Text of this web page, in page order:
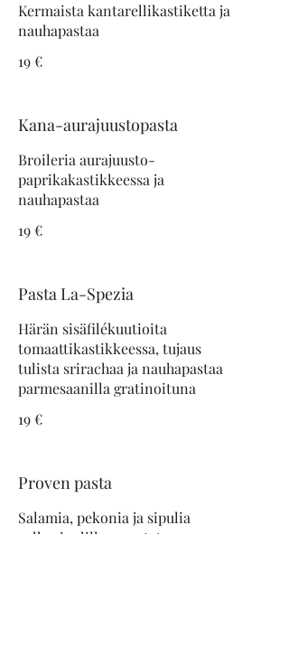
Kermaista kantarellikastiketta ja
nauhapastaa
19 €
Kana-aurajuustopasta
Broileria aurajuusto-
paprikakastikkeessa ja
nauhapastaa
19 €
Pasta La-Spezia
Härän sisäfilékuutioita
tomaattikastikkeessa, tujaus
tulista srirachaa ja nauhapastaa
parmesaanilla gratinoituna
19 €
Proven pasta
Salamia, pekonia ja sipulia
valkosipulilla maustetussa